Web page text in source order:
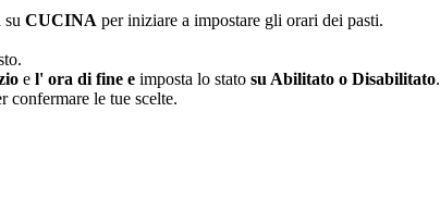
su CUCINA per iniziare a impostare gli orari dei pasti.
e l' ora di fine e imposta lo stato su Abilitato o Disabilitato.
confermare le tue scelte.